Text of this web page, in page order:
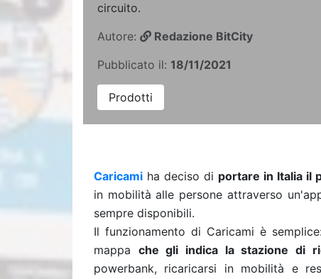
circuito.
Autore:
Redazione BitCity
Pubblicato il: 18/11/2021
Prodotti
Caricami ha deciso di portare in Italia il
in mobilità alle persone attraverso
sempre disponibili.
Il funzionamento di Caricami è
mappa che gli indica la stazione di
powerbank, ricaricarsi in mobilità e